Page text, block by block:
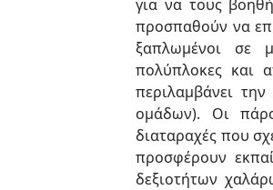
για να τους
προσπαθούν να
ξαπλωμένοι σε
πολύπλοκες και
περιλαμβάνει
ομάδων). Οι
διαταραχές που
προσφέρουν
δεξιοτήτων